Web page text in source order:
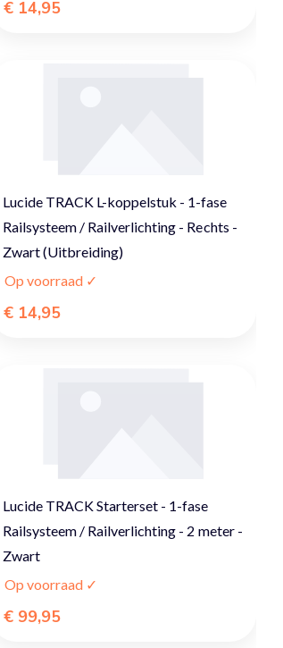
€ 14,95
Lucide TRACK L-koppelstuk - 1-fase
Railsysteem / Railverlichting - Rechts -
Zwart (Uitbreiding)
Op voorraad ✓
€ 14,95
Lucide TRACK Starterset - 1-fase
Railsysteem / Railverlichting - 2 meter -
Zwart
Op voorraad ✓
€ 99,95